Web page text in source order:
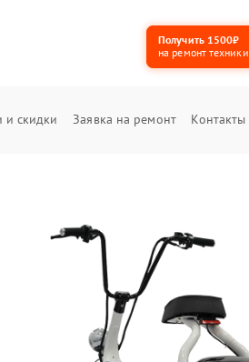
Получить 1500₽
на ремонт техники
и скидки Заявка на ремонт Контакты